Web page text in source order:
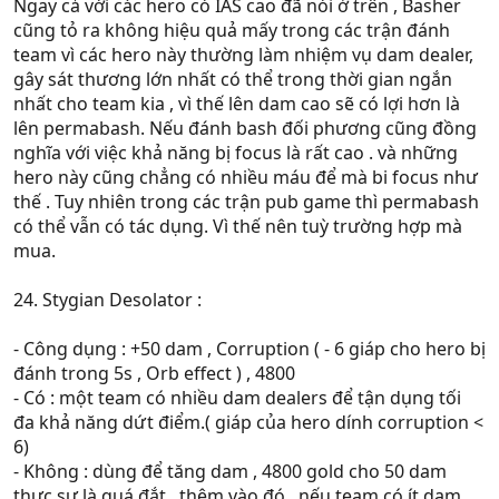
Ngay cả với các hero có IAS cao đã nói ở trên , Basher
cũng tỏ ra không hiệu quả mấy trong các trận đánh
team vì các hero này thường làm nhiệm vụ dam dealer,
gây sát thương lớn nhất có thể trong thời gian ngắn
nhất cho team kia , vì thế lên dam cao sẽ có lợi hơn là
lên permabash. Nếu đánh bash đối phương cũng đồng
nghĩa với việc khả năng bị focus là rất cao . và những
hero này cũng chẳng có nhiều máu để mà bi focus như
thế . Tuy nhiên trong các trận pub game thì permabash
có thể vẫn có tác dụng. Vì thế nên tuỳ trường hợp mà
mua.
24. Stygian Desolator :
- Công dụng : +50 dam , Corruption ( - 6 giáp cho hero bị
đánh trong 5s , Orb effect ) , 4800
- Có : một team có nhiều dam dealers để tận dụng tối
đa khả năng dứt điểm.( giáp của hero dính corruption <
6)
- Không : dùng để tăng dam , 4800 gold cho 50 dam